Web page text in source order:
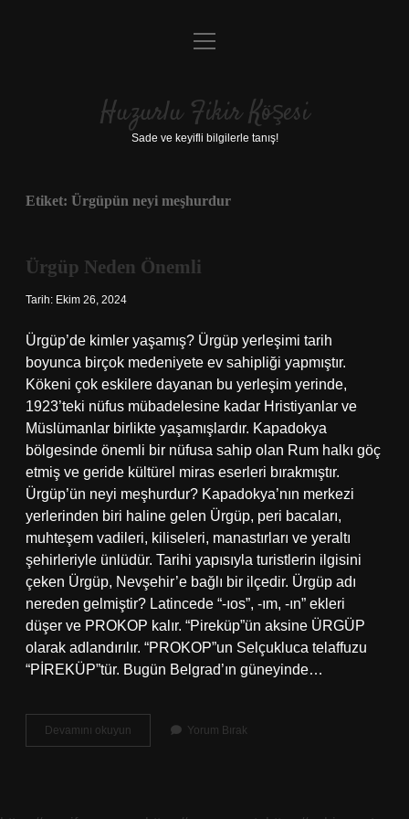
Anasayfa
Yasal Uyarı
menüyü
Huzurlu Fikir Köşesi
Sade ve keyifli bilgilerle tanış!
Etiket: Ürgüpün neyi meşhurdur
Ürgüp Neden Önemli
Tarih: Ekim 26, 2024
Ürgüp’de kimler yaşamış? Ürgüp yerleşimi tarih
boyunca birçok medeniyete ev sahipliği yapmıştır.
Kökeni çok eskilere dayanan bu yerleşim yerinde,
1923’teki nüfus mübadelesine kadar Hristiyanlar ve
Müslümanlar birlikte yaşamışlardır. Kapadokya
bölgesinde önemli bir nüfusa sahip olan Rum halkı göç
etmiş ve geride kültürel miras eserleri bırakmıştır.
Ürgüp’ün neyi meşhurdur? Kapadokya’nın merkezi
yerlerinden biri haline gelen Ürgüp, peri bacaları,
muhteşem vadileri, kiliseleri, manastırları ve yeraltı
şehirleriyle ünlüdür. Tarihi yapısıyla turistlerin ilgisini
çeken Ürgüp, Nevşehir’e bağlı bir ilçedir. Ürgüp adı
nereden gelmiştir? Latincede “-ıos”, -ım, -ın” ekleri
düşer ve PROKOP kalır. “Pireküp”ün aksine ÜRGÜP
olarak adlandırılır. “PROKOP”un Selçukluca telaffuzu
“PİREKÜP”tür. Bugün Belgrad’ın güneyinde…
Devamını okuyun
Neden
Yorum Bırak